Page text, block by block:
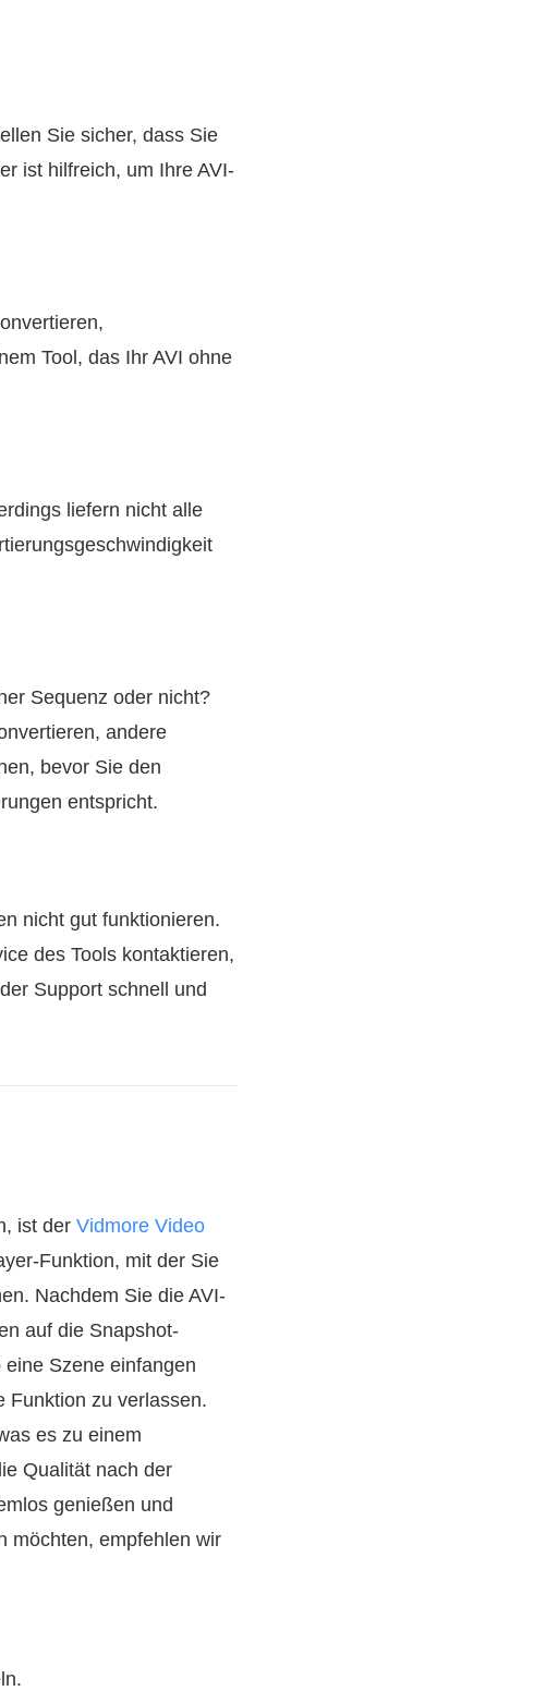
Sie sicher, dass Sie
ist hilfreich, um Ihre AVI-
Tool, das Ihr AVI ohne
liefern nicht alle
Sequenz oder nicht?
andere
bevor Sie den
entspricht.
nicht gut funktionieren.
des Tools kontaktieren,
Support schnell und
ist der Vidmore Video
Funktion, mit der Sie
Nachdem Sie die AVI-
auf die Snapshot-
Szene einfangen
Funktion zu verlassen.
es zu einem
Qualität nach der
genießen und
möchten, empfehlen wir